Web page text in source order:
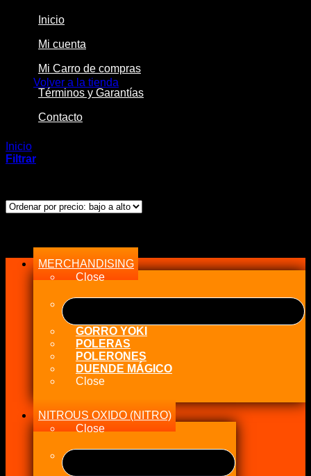
Volver a la tienda
Inicio
Mi cuenta
Mi Carro de compras
Términos y Garantías
Contacto
Inicio
Filtrar
MERCHANDISING
Close
GORRO YOKI
POLERAS
POLERONES
DUENDE MÁGICO
Close
NITROUS OXIDO (NITRO)
Close